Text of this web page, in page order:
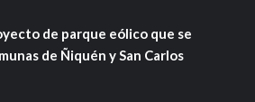
de parque eólico que se
de Ñiquén y San Carlos